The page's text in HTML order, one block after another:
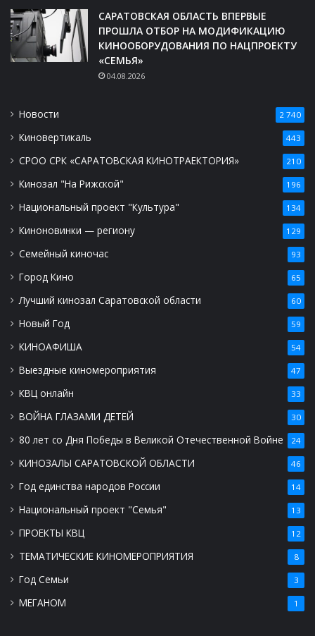
САРАТОВСКАЯ ОБЛАСТЬ ВПЕРВЫЕ
ПРОШЛА ОТБОР НА МОДИФИКАЦИЮ
КИНООБОРУДОВАНИЯ ПО НАЦПРОЕКТУ
«СЕМЬЯ»
04.08.2026
Новости 2 740
Киновертикаль 443
СРОО СРК «САРАТОВСКАЯ КИНОТРАЕКТОРИЯ» 210
Кинозал "На Рижской" 196
Национальный проект "Культура" 134
Киноновинки — региону 129
Семейный киночас 93
Город Кино 65
Лучший кинозал Саратовской области 60
Новый Год 59
КИНОАФИША 54
Выездные киномероприятия 47
КВЦ онлайн 33
ВОЙНА ГЛАЗАМИ ДЕТЕЙ 30
80 лет со Дня Победы в Великой Отечественной Войне 24
КИНОЗАЛЫ САРАТОВСКОЙ ОБЛАСТИ 46
Год единства народов России 14
Национальный проект "Семья" 13
ПРОЕКТЫ КВЦ 12
ТЕМАТИЧЕСКИЕ КИНОМЕРОПРИЯТИЯ 8
Год Семьи 3
МЕГАНОМ 1